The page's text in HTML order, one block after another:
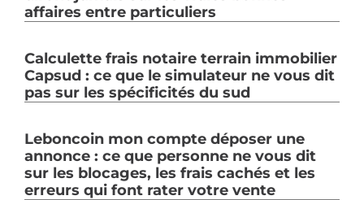
affaires entre particuliers
Calculette frais notaire terrain immobilier
Capsud : ce que le simulateur ne vous dit
pas sur les spécificités du sud
Leboncoin mon compte déposer une
annonce : ce que personne ne vous dit
sur les blocages, les frais cachés et les
erreurs qui font rater votre vente